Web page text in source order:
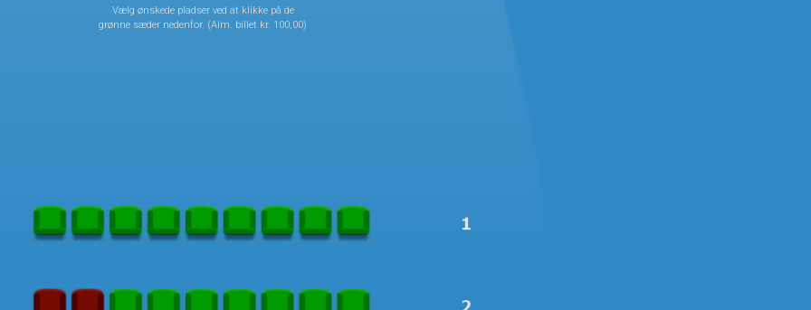
Vælg ønskede pladser ved at klikke på de
grønne sæder nedenfor. (Alm. billet kr. 100,00)